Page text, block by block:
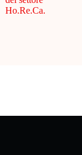
Ho.Re.Ca.